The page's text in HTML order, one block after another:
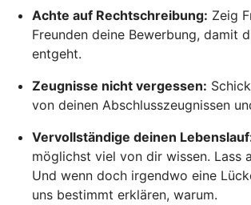
Achte auf Rechtschreibung: Zeig
Freunden deine Bewerbung, damit
entgeht.
Zeugnisse nicht vergessen:
von deinen Abschlusszeugnissen
Vervollständige deinen
möglichst viel von dir wissen. Lass
Und wenn doch irgendwo eine
uns bestimmt erklären, warum.